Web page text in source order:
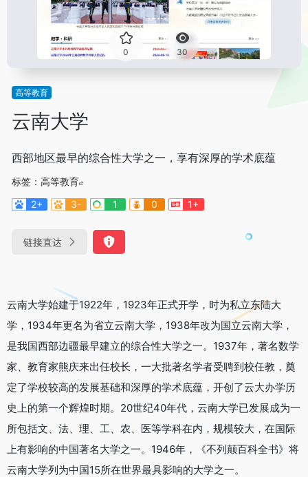
0 30
高等教育
云南大学
西部地区最早的综合性大学之一，享有深厚的学术底蕴
标签： 高等教育
2+
3- 1 0 1+
链接直达
云南大学始建于1922年，1923年正式开学，时为私立东陆大
学，1934年更名为省立云南大学，1938年改为国立云南大学，
是我国西部边疆最早建立的综合性大学之一。1937年，著名数学
家、教育家熊庆来出任校长，一大批著名学者受聘到校任教，奠
定了学校较高的发展基础和深厚的学术底蕴，开创了云大办学历
史上的第一个辉煌时期。20世纪40年代，云南大学已发展成为一
所包括文、法、理、工、农、医等学科在内，规模较大，在国际
上有影响的中国著名大学之一。1946年，《不列颠百科全书》将
云南大学列为中国15所在世界最具影响的大学之一。